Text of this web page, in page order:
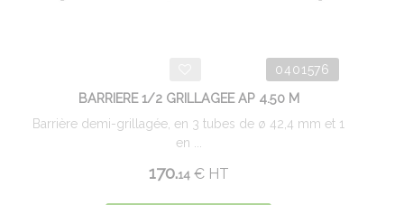
0401576
BARRIERE 1/2 GRILLAGEE AP 4.50 M
Barrière demi-grillagée, en 3 tubes de ø 42,4 mm et 1
en ...
170.14 €HT